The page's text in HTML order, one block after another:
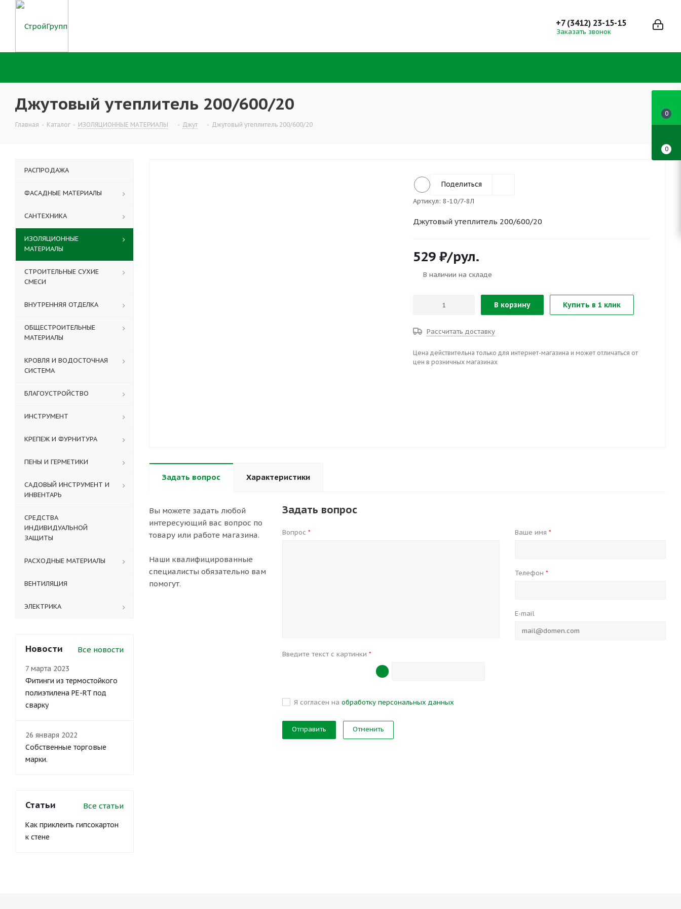
+7 (3412) 23-15-15
Заказать звонок
Джутовый утеплитель 200/600/20
Главная - Каталог - ИЗОЛЯЦИОННЫЕ МАТЕРИАЛЫ - Джут - Джутовый утеплитель 200/600/20
Поделиться
Артикул: 8-10/7-8Л
Джутовый утеплитель 200/600/20
529 ₽/рул.
В наличии на складе
В корзину Купить в 1 клик
Рассчитать доставку
Цена действительна только для интернет-магазина и может отличаться от
цен в розничных магазинах
Задать вопрос Характеристики
Вы можете задать любой
интересующий вас вопрос по
товару или работе магазина.
Наши квалифицированные
специалисты обязательно вам
помогут.
Задать вопрос
Вопрос * Ваше имя *
Телефон *
E-mail
Введите текст с картинки *
Я согласен на обработку персональных данных
Отменить
РАСПРОДАЖА
ФАСАДНЫЕ МАТЕРИАЛЫ
САНТЕХНИКА
ИЗОЛЯЦИОННЫЕ
МАТЕРИАЛЫ
СТРОИТЕЛЬНЫЕ СУХИЕ
СМЕСИ
ВНУТРЕННЯЯ ОТДЕЛКА
ОБЩЕСТРОИТЕЛЬНЫЕ
МАТЕРИАЛЫ
КРОВЛЯ И ВОДОСТОЧНАЯ
СИСТЕМА
БЛАГОУСТРОЙСТВО
ИНСТРУМЕНТ
КРЕПЕЖ И ФУРНИТУРА
ПЕНЫ И ГЕРМЕТИКИ
САДОВЫЙ ИНСТРУМЕНТ И
ИНВЕНТАРЬ
СРЕДСТВА
ИНДИВИДУАЛЬНОЙ
ЗАЩИТЫ
РАСХОДНЫЕ МАТЕРИАЛЫ
ВЕНТИЛЯЦИЯ
ЭЛЕКТРИКА
Новости Все новости
7 марта 2023
Фитинги из термостойкого
полиэтилена PE-RT под
сварку
26 января 2022
Собственные торговые
марки.
Статьи Все статьи
Как приклеить гипсокартон
к стене
0
0